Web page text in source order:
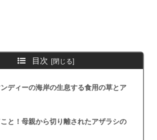
目次
ンディーの海岸の生息する食用の草とア
と！母親から切り離されたアザラシの